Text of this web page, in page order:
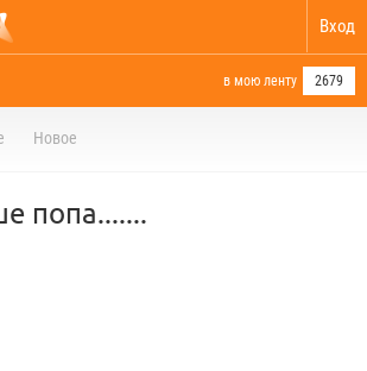
Вход
в мою ленту 2679
Новое
попа.......